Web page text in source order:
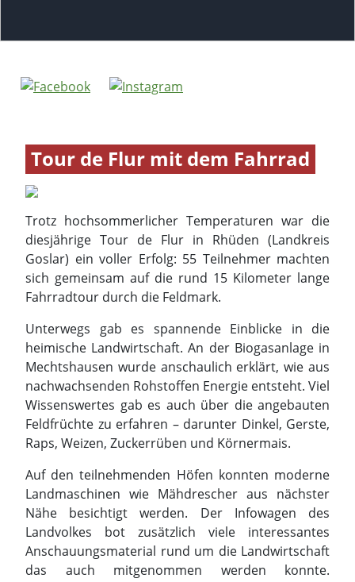
Tour de Flur mit dem Fahrrad
Goslar) ein voller Erfolg: 55 Teilnehmer machten
sich gemeinsam auf die rund 15 Kilometer lange
Fahrradtour durch die Feldmark.
Unterwegs gab es spannende Einblicke in die
heimische Landwirtschaft. An der Biogasanlage in
Mechtshausen wurde anschaulich erklärt, wie aus
nachwachsenden Rohstoffen Energie entsteht. Viel
Wissenswertes gab es auch über die angebauten
Feldfrüchte zu erfahren – darunter Dinkel, Gerste,
Raps, Weizen, Zuckerrüben und Körnermais.
Auf den teilnehmenden Höfen konnten moderne
Landmaschinen wie Mähdrescher aus nächster
Nähe besichtigt werden. Der Infowagen des
Landvolkes bot zusätzlich viele interessantes
Anschauungsmaterial rund um die Landwirtschaft
das auch mitgenommen werden konnte.
Bereichert wurde das Programm von den
Landfrauen Goslar sowie der Nudelmanufaktur
Gaus aus Lutter.
Zum gemütlichen Ausklang gab es kühle Getränke,
leckere Bratwurst und selbstgebackenen Kuchen.